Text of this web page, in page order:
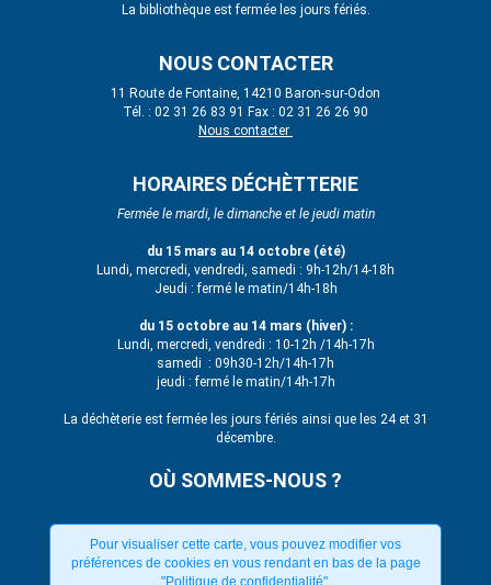
La bibliothèque est fermée les jours fériés.
NOUS CONTACTER
11 Route de Fontaine, 14210 Baron-sur-Odon
Tél. : 02 31 26 83 91 Fax : 02 31 26 26 90
Nous contacter
HORAIRES DÉCHÈTTERIE
Fermée le mardi, le dimanche et le jeudi matin
du 15 mars au 14 octobre (été)
Lundi, mercredi, vendredi, samedi : 9h-12h/14-18h
Jeudi : fermé le matin/14h-18h
du 15 octobre au 14 mars (hiver) :
Lundi, mercredi, vendredi : 10-12h /14h-17h
samedi : 09h30-12h/14h-17h
jeudi : fermé le matin/14h-17h
La déchèterie est fermée les jours fériés ainsi que les 24 et 31
décembre.
OÙ SOMMES-NOUS ?
Pour visualiser cette carte, vous pouvez modifier vos
préférences de cookies en vous rendant en bas de la page
"Politique de confidentialité".